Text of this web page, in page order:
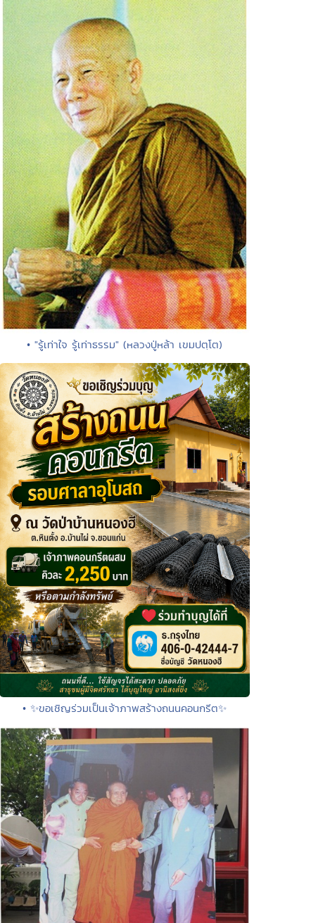
• "รู้เท่าใจ รู้เท่าธรรม" (หลวงปู่หล้า เขมปตฺโต)
• ✨ขอเชิญร่วมเป็นเจ้าภาพสร้างถนนคอนกรีต✨